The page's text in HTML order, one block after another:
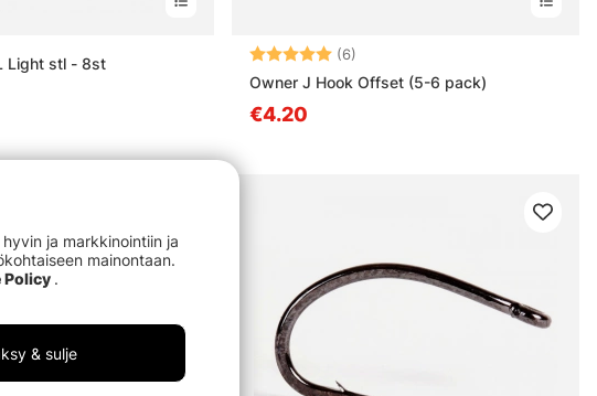
Light stl - 8st
Arvio: (6)
Owner J Hook Offset (5-6 pack)
€4.20
ja markkinointiin ja
mainontaan.
Policy .
& sulje